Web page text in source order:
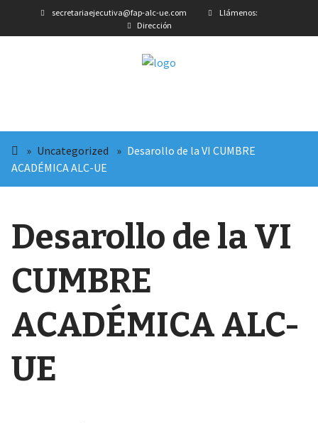
secretariaejecutiva@fap-alc-ue.com
Llámenos:
Dirección
» Uncategorized » Desarollo de la VI CUMBRE
ACADÉMICA ALC-UE
Desarollo de la VI
CUMBRE
ACADÉMICA ALC-
UE